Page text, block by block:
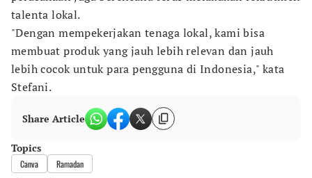
talenta lokal.
"Dengan mempekerjakan tenaga lokal, kami bisa
membuat produk yang jauh lebih relevan dan jauh
lebih cocok untuk para pengguna di Indonesia," kata
Stefani.
Share Article
Topics
Canva Ramadan